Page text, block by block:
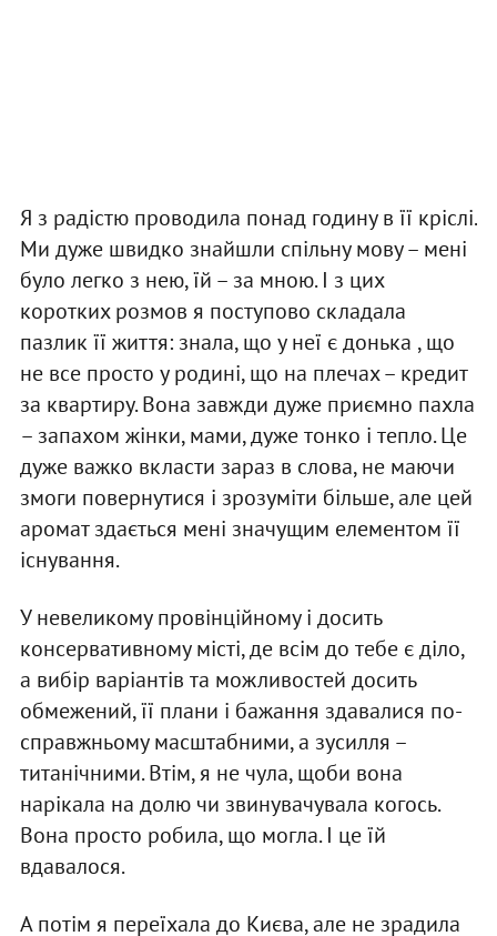
Я з радістю проводила понад годину в її кріслі.
Ми дуже швидко знайшли спільну мову – мені
було легко з нею, їй – за мною. І з цих
коротких розмов я поступово складала
пазлик її життя: знала, що у неї є донька , що
не все просто у родині, що на плечах – кредит
за квартиру. Вона завжди дуже приємно пахла
– запахом жінки, мами, дуже тонко і тепло. Це
дуже важко вкласти зараз в слова, не маючи
змоги повернутися і зрозуміти більше, але цей
аромат здається мені значущим елементом її
існування.
У невеликому провінційному і досить
консервативному місті, де всім до тебе є діло,
а вибір варіантів та можливостей досить
обмежений, її плани і бажання здавалися по-
справжньому масштабними, а зусилля –
титанічними. Втім, я не чула, щоби вона
нарікала на долю чи звинувачувала когось.
Вона просто робила, що могла. І це їй
вдавалося.
А потім я переїхала до Києва, але не зрадила